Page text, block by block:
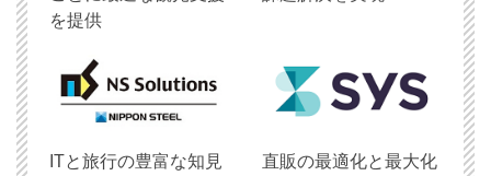
を提供
ITと旅行の豊富な知見
直販の最適化と最大化